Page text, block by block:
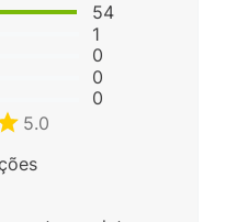
54
1
0
0
0
5.0